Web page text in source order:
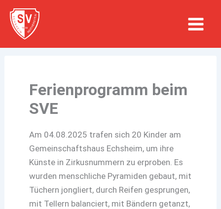
Zum
Inhalt
springen
Ferienprogramm beim
SVE
Am 04.08.2025 trafen sich 20 Kinder am
Gemeinschaftshaus Echsheim, um ihre
Künste in Zirkusnummern zu erproben. Es
wurden menschliche Pyramiden gebaut, mit
Tüchern jongliert, durch Reifen gesprungen,
mit Tellern balanciert, mit Bändern getanzt,